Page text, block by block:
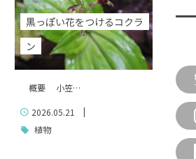
黒っぽい花をつけるコクラ
ン
概要 小笠…
2026.05.21
|
植物